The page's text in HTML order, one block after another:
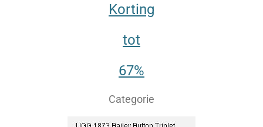
Korting
tot
67%
Categorie